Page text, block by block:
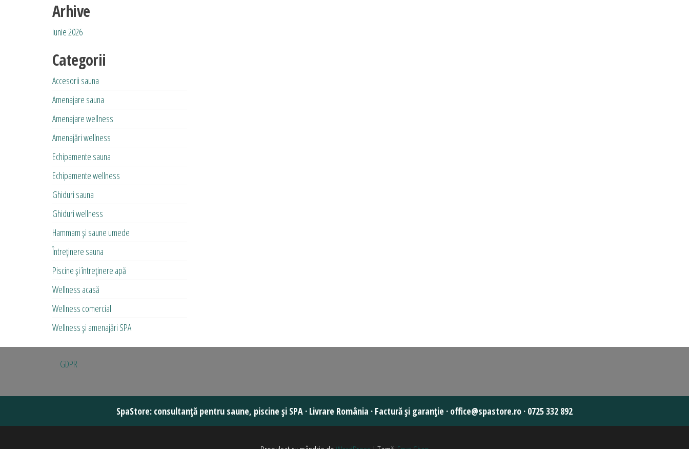
Arhive
iunie 2026
Categorii
Accesorii sauna
Amenajare sauna
Amenajare wellness
Amenajări wellness
Echipamente sauna
Echipamente wellness
Ghiduri sauna
Ghiduri wellness
Hammam și saune umede
Întreținere sauna
Piscine și întreținere apă
Wellness acasă
Wellness comercial
Wellness și amenajări SPA
GDPR